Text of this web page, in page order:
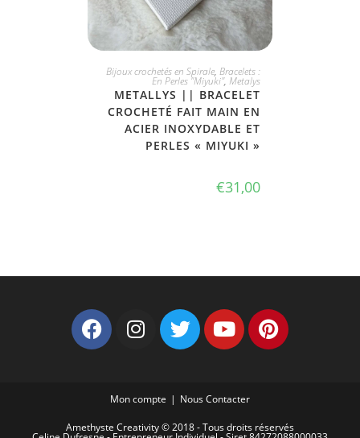
JE L'ADOPTE
Bijoux crochetés en Spirale, Bracelets :
En Perles "Miyuki", Metalys
METALLYS || BRACELET
CROCHETÉ FAIT MAIN EN
ACIER INOXYDABLE ET
PERLES « MIYUKI »
€31,00
Mon compte Nous Contacter
Amethyste Creativity © 2018 - Tous droits réservés